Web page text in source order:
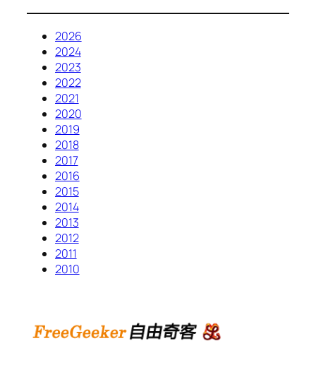
2026
2024
2023
2022
2021
2020
2019
2018
2017
2016
2015
2014
2013
2012
2011
2010